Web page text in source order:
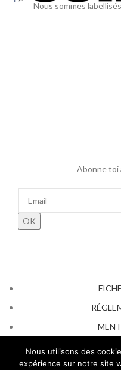
Nous sommes labellisés
Abonne
Nous utilisons des
expérience sur notre site